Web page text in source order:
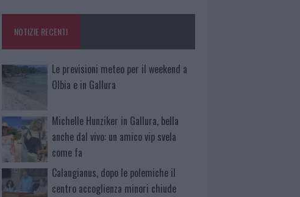
NOTIZIE RECENTI
Le previsioni meteo per il weekend a
Olbia e in Gallura
Michelle Hunziker in Gallura, bella
anche dal vivo: un amico vip svela
come fa
Calangianus, dopo le polemiche il
centro accoglienza minori chiude